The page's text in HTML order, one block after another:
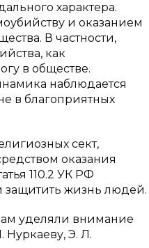
характера.
и оказанием
В частности,
как
в обществе.
наблюдается
в благоприятных
сект,
оказания
110.2 УК РФ
защитить жизнь людей.
уделяли внимание
Э. Л.